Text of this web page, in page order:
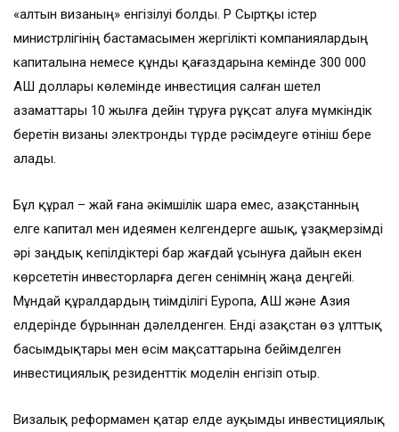
«алтын визаның» енгізілуі болды. ҚР Сыртқы істер
министрлігінің бастамасымен жергілікті компаниялардың
капиталына немесе құнды қағаздарына кемінде 300 000
АҚШ доллары көлемінде инвестиция салған шетел
азаматтары 10 жылға дейін тұруға рұқсат алуға мүмкіндік
беретін визаны электронды түрде рәсімдеуге өтініш бере
алады.
Бұл құрал – жай ғана әкімшілік шара емес, Қазақстанның
елге капитал мен идеямен келгендерге ашық, ұзақмерзімді
әрі заңдық кепілдіктері бар жағдай ұсынуға дайын екен
көрсететін инвесторларға деген сенімнің жаңа деңгейі.
Мұндай құралдардың тиімділігі Еуропа, АҚШ және Азия
елдерінде бұрыннан дәлелденген. Енді Қазақстан өз ұлттық
басымдықтары мен өсім мақсаттарына бейімделген
инвестициялық резиденттік моделін енгізіп отыр.
Визалық реформамен қатар елде ауқымды инвестициялық